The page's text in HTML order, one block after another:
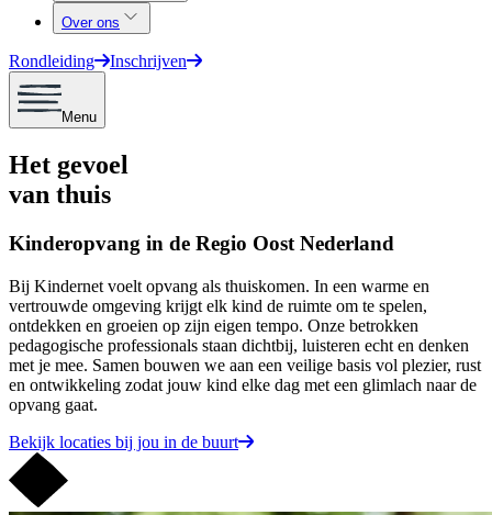
Over ons
Rondleiding Inschrijven
Menu
Het gevoel
van thuis
Kinderopvang in de Regio Oost Nederland
Bij Kindernet voelt opvang als thuiskomen. In een warme en
vertrouwde omgeving krijgt elk kind de ruimte om te spelen,
ontdekken en groeien op zijn eigen tempo. Onze betrokken
pedagogische professionals staan dichtbij, luisteren echt en denken
met je mee. Samen bouwen we aan een veilige basis vol plezier, rust
en ontwikkeling zodat jouw kind elke dag met een glimlach naar de
opvang gaat.
Bekijk locaties bij jou in de buurt